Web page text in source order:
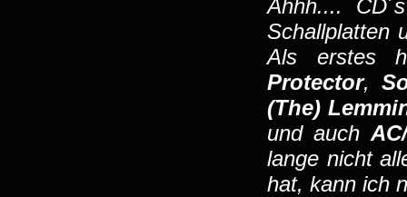
Ähhh....
Schallplatten
Als erstes
Protector,
(The)
und auch
lange nicht
hat, kann ich